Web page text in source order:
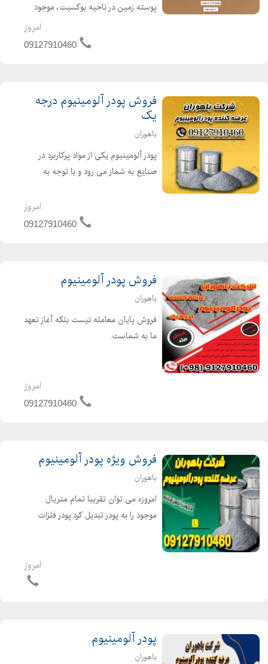
پوسته زمین در ناحیه بوکسیت، موجود
است آلومینیوم از بوکسیت استخراج می
شود و با استفاده از فرآیند شیمیایی)
امروز
09127910460
فروش پودر آلومینیوم درجه
یک
باهوران
پودر آلومینیوم یکی از مواد پرکاربرد در
صنایع به شمار می رود و با توجه به
ماده مهم به شمار می رود.پودرآلومینیوم
عموماً به سه حالت فلیک، کروی و
امروز
09127910460
فروش پودر آلومینیوم
باهوران
فروش پایان معامله نیست بلکه آغاز تعهد
ما به شماست.
امروز
09127910460
فروش ویژه پودر آلومینیوم
باهوران
امروزه می توان تقریبا تمام متریال
موجود را به پودر تبدیل کرد.پودر فلزات
وسیعی در صنعت دارد. یکی از مصارفامروز
پودر آلومینیوم
باهوران